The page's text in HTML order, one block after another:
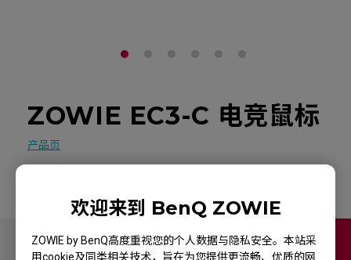
欢迎来到 BenQ ZOWIE
ZOWIE by BenQ高度重视您的个人数据与隐私安全。本站采
用cookie及同类相关技术，旨在为您提供更流畅、优质的网
ZOWIE EC3-C 电竞鼠标
产品页
联络我们